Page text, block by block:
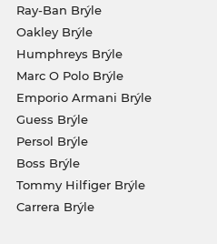
Ray-Ban Brýle
Oakley Brýle
Humphreys Brýle
Marc O Polo Brýle
Emporio Armani Brýle
Guess Brýle
Persol Brýle
Boss Brýle
Tommy Hilfiger Brýle
Carrera Brýle